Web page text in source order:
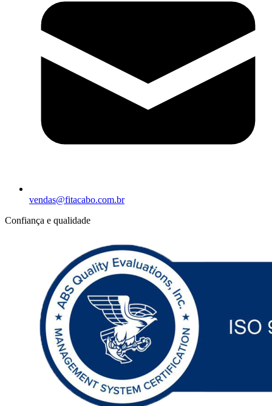
vendas@fitacabo.com.br
Confiança e qualidade